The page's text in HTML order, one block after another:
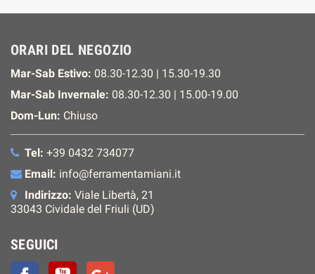
ORARI DEL NEGOZIO
Mar-Sab Estivo: 08.30-12.30 | 15.30-19.30
Mar-Sab Invernale: 08.30-12.30 | 15.00-19.00
Dom-Lun: Chiuso
Tel: +39 0432 734077
Email: info@ferramentamiani.it
Indirizzo: Viale Libertà, 21
33043 Cividale del Friuli (UD)
SEGUICI
FacebookYouTube